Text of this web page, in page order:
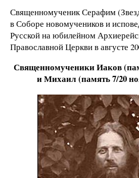
Священномученик Серафим
в Соборе новомучеников и
Русской на юбилейном
Православной Церкви в августе
Священномученики Иаков
и Михаил (память 7/20